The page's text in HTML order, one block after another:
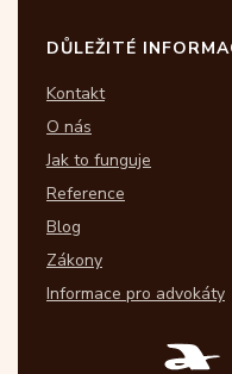
DŮLEŽITÉ
Kontakt
O nás
Jak to funguje
Reference
Blog
Zákony
Informace pro advokáty